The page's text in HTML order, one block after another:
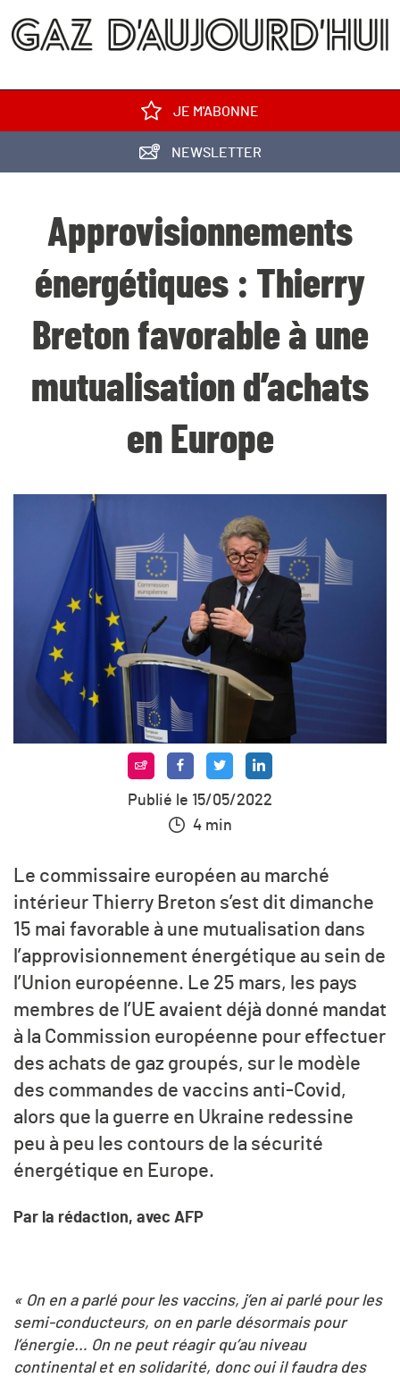
JE M'ABONNE
NEWSLETTER
Approvisionnements
énergétiques : Thierry
Breton favorable à une
mutualisation d’achats
en Europe
Publié le 15/05/2022
4 min
Le commissaire européen au marché
intérieur Thierry Breton s’est dit dimanche
15 mai favorable à une mutualisation dans
l’approvisionnement énergétique au sein de
l’Union européenne. Le 25 mars, les pays
membres de l’UE avaient déjà donné mandat
à la Commission européenne pour effectuer
des achats de gaz groupés, sur le modèle
des commandes de vaccins anti-Covid,
alors que la guerre en Ukraine redessine
peu à peu les contours de la sécurité
énergétique en Europe.
Par la rédaction, avec AFP
« On en a parlé pour les vaccins, j’en ai parlé pour les
semi-conducteurs, on en parle désormais pour
l’énergie… On ne peut réagir qu’au niveau
continental et en solidarité, donc oui il faudra des